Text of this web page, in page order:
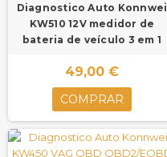
Diagnostico Auto Konnwei
KW510 12V medidor de
bateria de veículo 3 em 1
49,00 €
COMPRAR